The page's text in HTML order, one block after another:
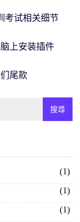
考试相关细节
上安装插件
尾款
(1)
(1)
(1)